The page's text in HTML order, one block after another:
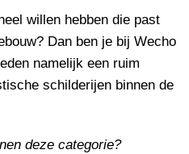
willen hebben die past
Dan ben je bij Wecho
namelijk een ruim
schilderijen binnen de
deze categorie?